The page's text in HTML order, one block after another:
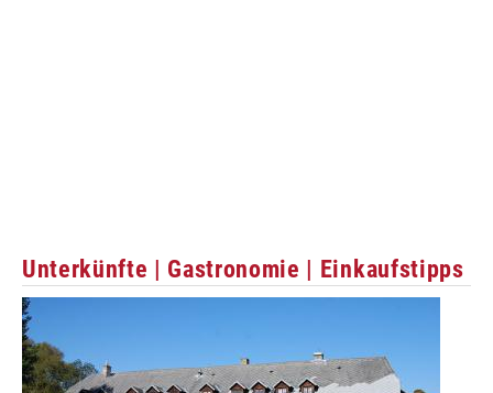
Unterkünfte | Gastronomie | Einkaufstipps